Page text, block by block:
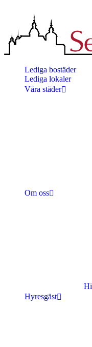
Lediga bostäder
Lediga lokaler
Våra städer
Om oss
Hyresgäst